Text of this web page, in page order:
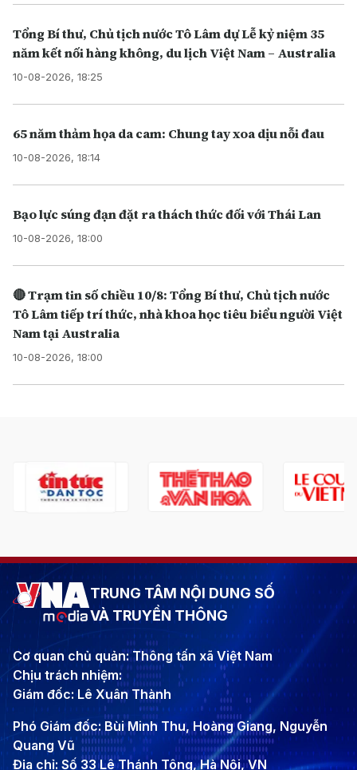
Tổng Bí thư, Chủ tịch nước Tô Lâm dự Lễ kỷ niệm 35
năm kết nối hàng không, du lịch Việt Nam – Australia
10-08-2026, 18:25
65 năm thảm họa da cam: Chung tay xoa dịu nỗi đau
10-08-2026, 18:14
Bạo lực súng đạn đặt ra thách thức đối với Thái Lan
10-08-2026, 18:00
🔴 Trạm tin số chiều 10/8: Tổng Bí thư, Chủ tịch nước
Tô Lâm tiếp trí thức, nhà khoa học tiêu biểu người Việt
Nam tại Australia
10-08-2026, 18:00
TRUNG TÂM NỘI DUNG SỐ
VÀ TRUYỀN THÔNG
Cơ quan chủ quản: Thông tấn xã Việt Nam
Chịu trách nhiệm:
Giám đốc: Lê Xuân Thành
Phó Giám đốc: Bùi Minh Thu, Hoàng Giang, Nguyễn
Quang Vũ
Địa chỉ: Số 33 Lê Thánh Tông, Hà Nội, VN